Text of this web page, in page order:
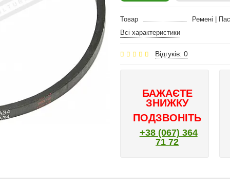
Товар
Ремені |
Всі характеристики
Відгуків: 0
БАЖАЄТЕ
ЗНИЖКУ
ПОДЗВОНІТЬ
+38 (067) 364
71 72